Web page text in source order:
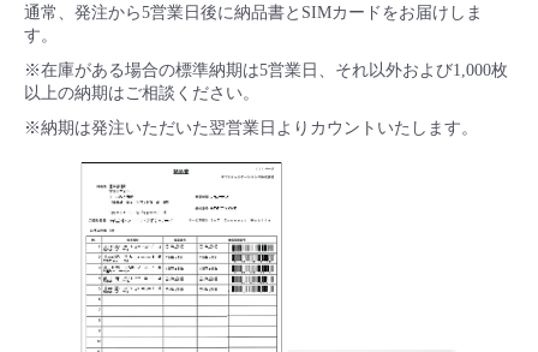
通常、発注から5営業日後に納品書とSIMカードをお届けしま
す。
※在庫がある場合の標準納期は5営業日、それ以外および1,000枚
以上の納期はご相談ください。
※納期は発注いただいた翌営業日よりカウントいたします。